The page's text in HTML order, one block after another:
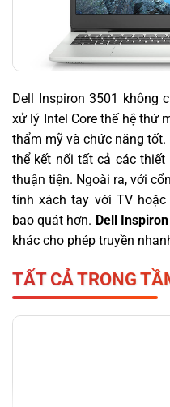
Dell Inspiron 3501 không
xử lý Intel Core thế hệ thứ
thẩm mỹ và chức năng tốt.
thể kết nối tất cả các
thuận tiện. Ngoài ra, với
tính xách tay với TV
bao quát hơn. Dell
khác cho phép truyền
TẤT CẢ TRONG